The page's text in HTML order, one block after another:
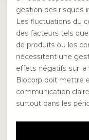
gestion des risques
Les fluctuations du
des facteurs tels
de produits ou les
nécessitent une
effets négatifs sur la
Biocorp doit mettre
communication
surtout dans les